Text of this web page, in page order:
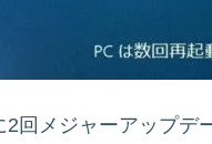
回メジャーアップデ